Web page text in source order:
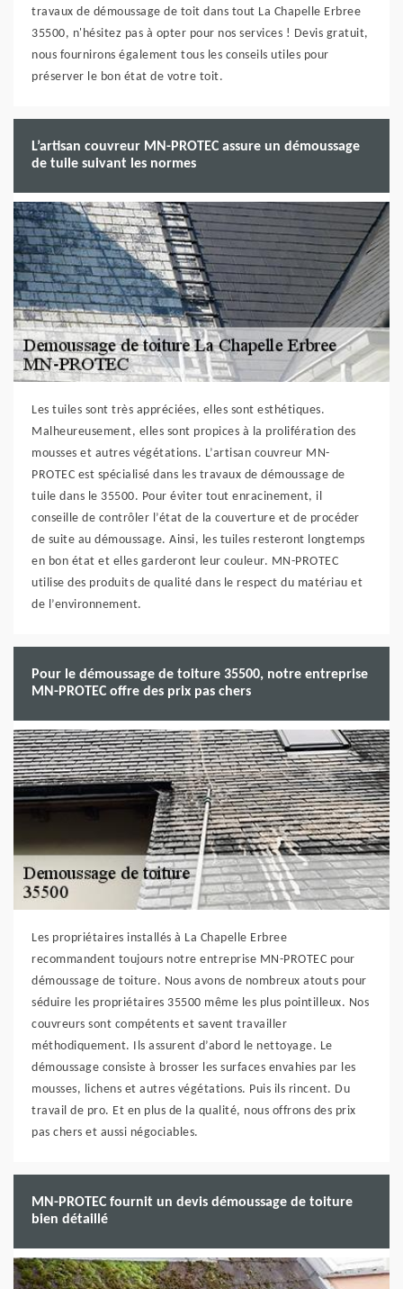
travaux de démoussage de toit dans tout La Chapelle Erbree
35500, n'hésitez pas à opter pour nos services ! Devis gratuit,
nous fournirons également tous les conseils utiles pour
préserver le bon état de votre toit.
L’artisan couvreur MN-PROTEC assure un démoussage
de tuile suivant les normes
Les tuiles sont très appréciées, elles sont esthétiques.
Malheureusement, elles sont propices à la prolifération des
mousses et autres végétations. L’artisan couvreur MN-
PROTEC est spécialisé dans les travaux de démoussage de
tuile dans le 35500. Pour éviter tout enracinement, il
conseille de contrôler l’état de la couverture et de procéder
de suite au démoussage. Ainsi, les tuiles resteront longtemps
en bon état et elles garderont leur couleur. MN-PROTEC
utilise des produits de qualité dans le respect du matériau et
de l’environnement.
Pour le démoussage de toiture 35500, notre entreprise
MN-PROTEC offre des prix pas chers
Les propriétaires installés à La Chapelle Erbree
recommandent toujours notre entreprise MN-PROTEC pour
démoussage de toiture. Nous avons de nombreux atouts pour
séduire les propriétaires 35500 même les plus pointilleux. Nos
couvreurs sont compétents et savent travailler
méthodiquement. Ils assurent d’abord le nettoyage. Le
démoussage consiste à brosser les surfaces envahies par les
mousses, lichens et autres végétations. Puis ils rincent. Du
travail de pro. Et en plus de la qualité, nous offrons des prix
pas chers et aussi négociables.
MN-PROTEC fournit un devis démoussage de toiture
bien détaillé